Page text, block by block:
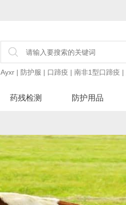
Ayxr | 防护服 | 口蹄疫 | 南非1型口蹄疫 |
药残检测 防护用品